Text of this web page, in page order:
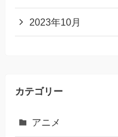
2023年10月
カテゴリー
アニメ